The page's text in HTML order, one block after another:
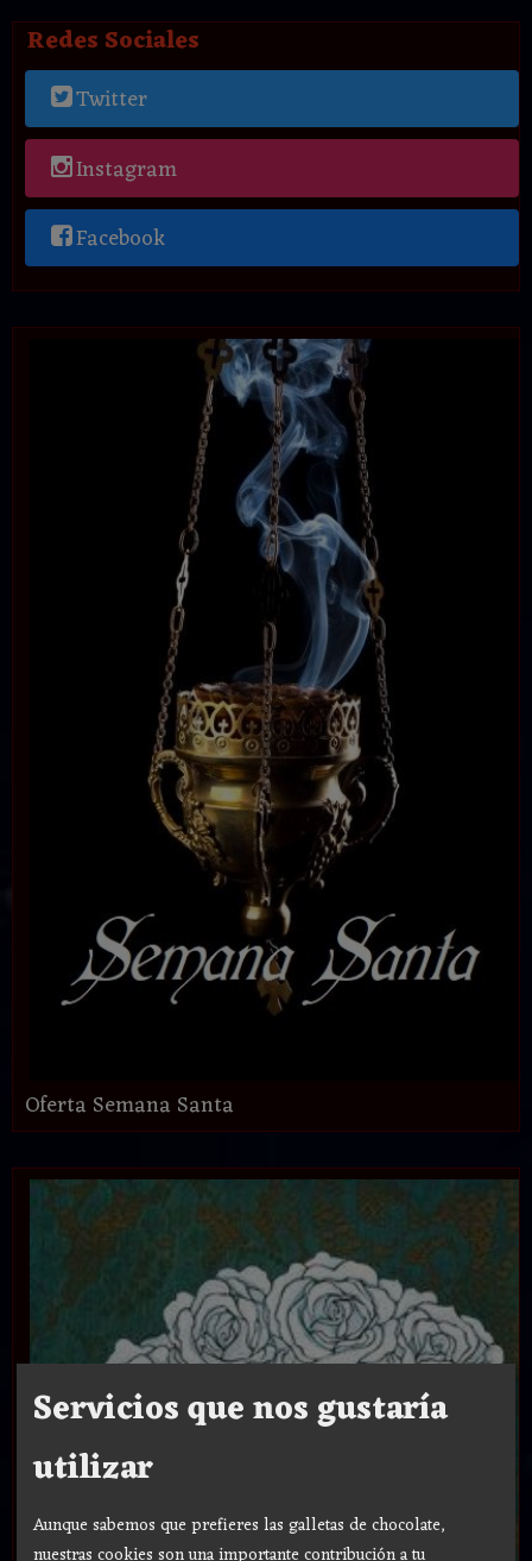
Redes Sociales
Twitter
Instagram
Facebook
Oferta Semana Santa
Servicios que nos gustaría
utilizar
Aunque sabemos que prefieres las galletas de chocolate,